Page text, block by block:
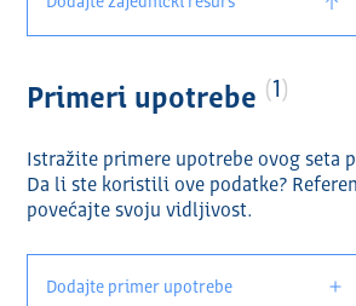
Primeri upotrebe 1
Istražite primere upotrebe ovog seta
Da li ste koristili ove podatke?
povećajte svoju vidlјivost.
Dodajte primer upotrebe